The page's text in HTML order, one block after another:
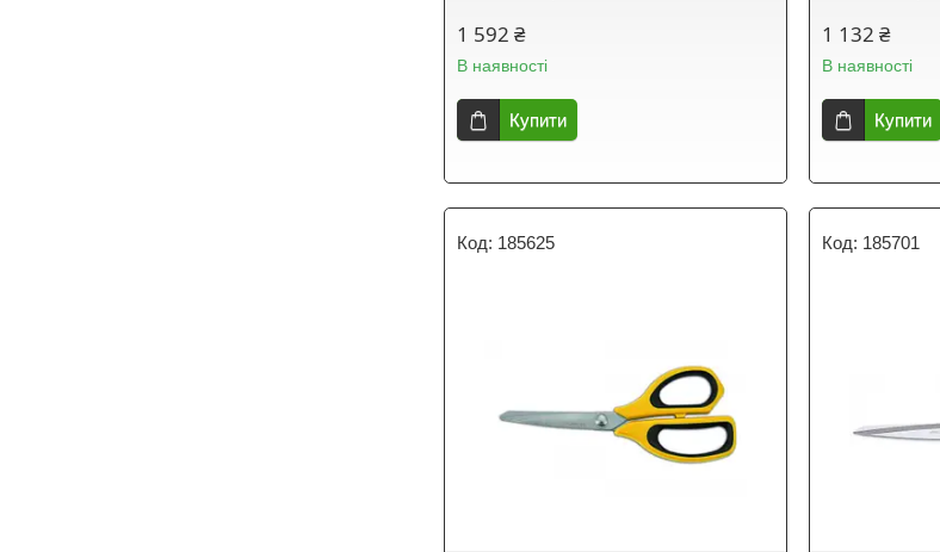
1 592 ₴
В наявності
Купити
1 132 ₴
В наявності
Купити
185625 185701